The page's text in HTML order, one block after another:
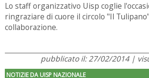
Lo staff organizzativo Uisp coglie
ringraziare di cuore il circolo "Il
collaborazione.
pubblicato il: 27/02/2014 |
NOTIZIE DA UISP NAZIONALE